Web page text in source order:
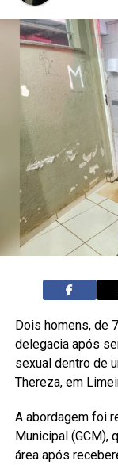
Dois homens, de
delegacia após
sexual dentro de
Thereza, em
A abordagem foi
Municipal (GCM),
área após